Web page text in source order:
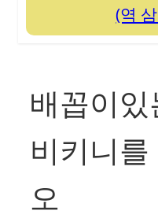
(역
배꼽이
비키니
오